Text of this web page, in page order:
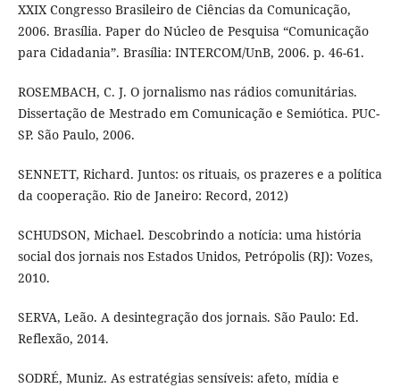
XXIX Congresso Brasileiro de Ciências da Comunicação,
2006. Brasília. Paper do Núcleo de Pesquisa “Comunicação
para Cidadania”. Brasília: INTERCOM/UnB, 2006. p. 46-61.
ROSEMBACH, C. J. O jornalismo nas rádios comunitárias.
Dissertação de Mestrado em Comunicação e Semiótica. PUC-
SP. São Paulo, 2006.
SENNETT, Richard. Juntos: os rituais, os prazeres e a política
da cooperação. Rio de Janeiro: Record, 2012)
SCHUDSON, Michael. Descobrindo a notícia: uma história
social dos jornais nos Estados Unidos, Petrópolis (RJ): Vozes,
2010.
SERVA, Leão. A desintegração dos jornais. São Paulo: Ed.
Reflexão, 2014.
SODRÉ, Muniz. As estratégias sensíveis: afeto, mídia e